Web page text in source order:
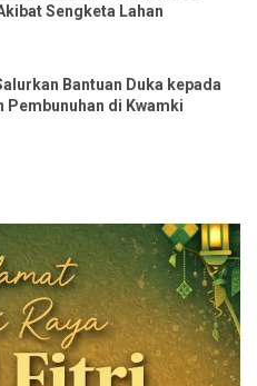
Sengketa Lahan
Bantuan Duka kepada
Pembunuhan di Kwamki